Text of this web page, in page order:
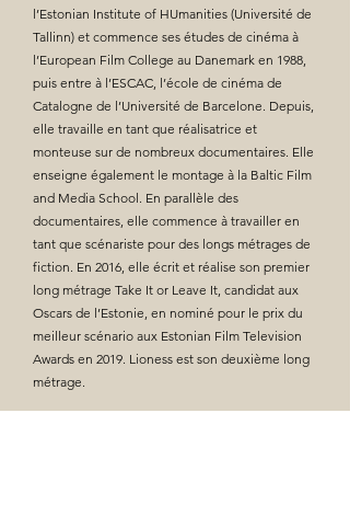
l’Estonian Institute of HUmanities (Université de
Tallinn) et commence ses études de cinéma à
l’European Film College au Danemark en 1988,
puis entre à l’ESCAC, l’école de cinéma de
Catalogne de l’Université de Barcelone. Depuis,
elle travaille en tant que réalisatrice et
monteuse sur de nombreux documentaires. Elle
enseigne également le montage à la Baltic Film
and Media School. En parallèle des
documentaires, elle commence à travailler en
tant que scénariste pour des longs métrages de
fiction. En 2016, elle écrit et réalise son premier
long métrage Take It or Leave It, candidat aux
Oscars de l’Estonie, en nominé pour le prix du
meilleur scénario aux Estonian Film Television
Awards en 2019. Lioness est son deuxième long
métrage.